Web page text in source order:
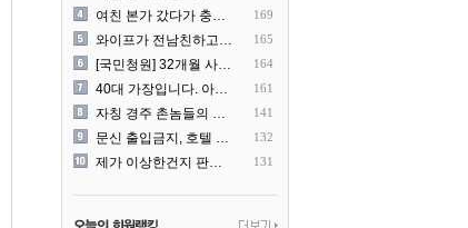
여친 본가 갔다가 충격 먹은.. 169
와이프가 전남친하고 해외여행.. 165
[국민청원] 32개월 사랑하.. 164
40대 가장입니다. 아내가 .. 161
자칭 경주 촌놈들의 국내 여.. 141
문신 출입금지, 호텔 헬스장.. 132
제가 이상한건지 판단 부탁드.. 131